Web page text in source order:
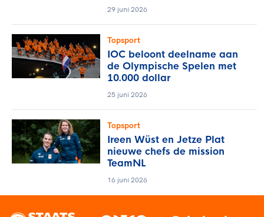
29 juni 2026
Topsport
IOC beloont deelname aan
de Olympische Spelen met
10.000 dollar
25 juni 2026
Topsport
Ireen Wüst en Jetze Plat
nieuwe chefs de mission
TeamNL
16 juni 2026